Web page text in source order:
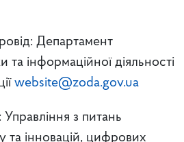
Департамент
та інформаційної діяльності
website@zoda.gov.ua
Управління з питань
та інновацій, цифрових